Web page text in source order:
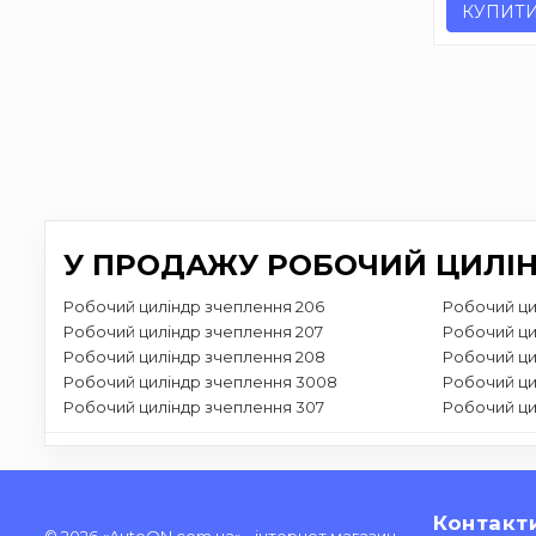
У ПРОДАЖУ РОБОЧИЙ
Робочий циліндр зчеплення 206
Робочий циліндр зчеплення 207
Робочий циліндр зчеплення 208
Робочий циліндр зчеплення 3008
Робочий циліндр зчеплення 307
Робочий
Робочий
Робочий
Робочий
Робочий